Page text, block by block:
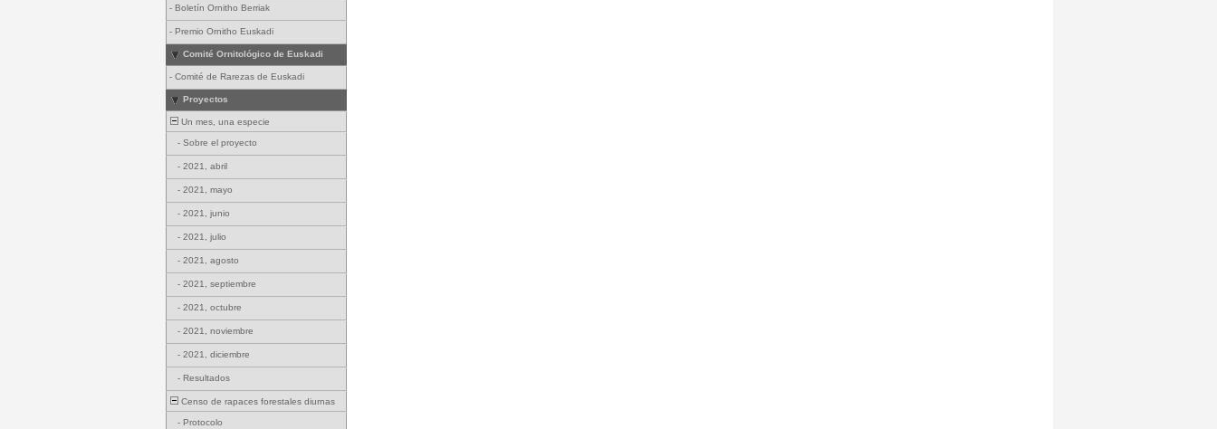
- Boletín Ornitho Berriak
- Premio Ornitho Euskadi
Comité Ornitológico de Euskadi
- Comité de Rarezas de Euskadi
Proyectos
Un mes, una especie
- Sobre el proyecto
- 2021, abril
- 2021, mayo
- 2021, junio
- 2021, julio
- 2021, agosto
- 2021, septiembre
- 2021, octubre
- 2021, noviembre
- 2021, diciembre
- Resultados
Censo de rapaces forestales diurnas
- Protocolo